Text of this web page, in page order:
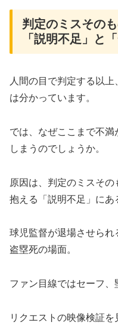
判定のミスその
「説明不足」と
人間の目で判定する以
は分かっています。
では、なぜここまで不
しまうのでしょうか。
原因は、判定のミスそ
抱える「説明不足」にあ
球児監督が退場させら
盗塁死の場面。
ファン目線ではセーフ、
リクエストの映像検証